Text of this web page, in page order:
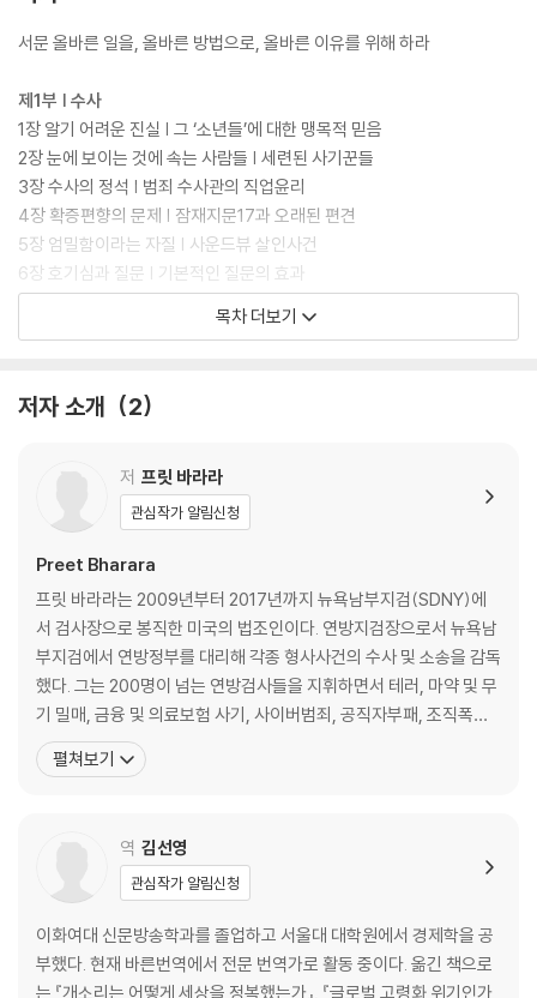
서문 올바른 일을, 올바른 방법으로, 올바른 이유를 위해 하라
제1부 | 수사
1장 알기 어려운 진실 | 그 ‘소년들’에 대한 맹목적 믿음
2장 눈에 보이는 것에 속는 사람들 | 세련된 사기꾼들
3장 수사의 정석 | 범죄 수사관의 직업윤리
4장 확증편향의 문제 | 잠재지문17과 오래된 편견
5장 엄밀함이라는 자질 | 사운드뷰 살인사건
6장 호기심과 질문 | 기본적인 질문의 효과
7장 신문의 원칙 | 폭력과 협박이 얻어낼 수 없는 진실
8장 밀고자들 | 협조적 증인이라는 도덕적 딜레마
제2부 | 기소
11장 그런 일이 없기를 | 현실이 되어서는 안 될 판타지들
12장 불기소 | 검사들이 가장 내리기 힘든 결정
13장 조직문화 | 윤리가 무시당하는 문화의 폐해
14장 발리우드 | 사건의 파장이 국경을 넘을 때 벌어지는 일
제3부 | 판결
15장 법정에 서는 날 | 피해자다움이라는 함정
16장 판사들 | 법정이라는 우주를 지배하는 자
17장 재판 | 정의로운 판결을 위한 필수 조건
19장 배심원 평결 | 결과를 알 수 없는 호사
20장 사라진 아기 | 양형의 기준이 명확하지 않을 때
21장 파리대왕 | 법집행자들의 범법 행위를 다루는 법
22장 정의를 넘어서 | 용서가 만들어내는 기적
감사의 글
목차 더보기
저자 소개 2
저 프릿 바라라
관심작가 알림신청
Preet Bharara
프릿 바라라는 2009년부터 2017년까지 뉴욕남부지검(SDNY)에
서 검사장으로 봉직한 미국의 법조인이다. 연방지검장으로서 뉴욕남
부지검에서 연방정부를 대리해 각종 형사사건의 수사 및 소송을 감독
했다. 그는 200명이 넘는 연방검사들을 지휘하면서 테러, 마약 및 무
기 밀매, 금융 및 의료보험 사기, 사이버범죄, 공직자부패, 조직폭력,
조직범죄, 시민권침해 사건 등 상당수의 사건들을 해결하며, 미국인
이 가장 존경하는 검사가 되었다. 그 결과 2012년에 ［타임(Tim
펼쳐보기
역 김선영
관심작가 알림신청
이화여대 신문방송학과를 졸업하고 서울대 대학원에서 경제학을 공
부했다. 현재 바른번역에서 전문 번역가로 활동 중이다. 옮긴 책으로
는 『개소리는 어떻게 세상을 정복했는가』, 『글로벌 고령화 위기인가